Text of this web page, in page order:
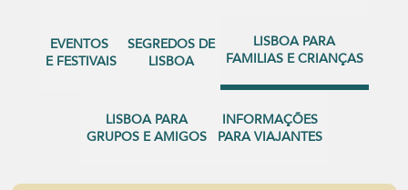
EVENTOS
E FESTIVAIS
SEGREDOS DE
LISBOA
LISBOA PARA
FAMILIAS E CRIANÇAS
LISBOA PARA
GRUPOS E AMIGOS
INFORMAÇÕES
PARA VIAJANTES